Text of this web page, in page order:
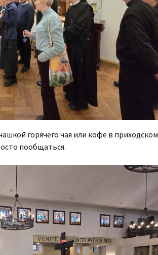
горячего чая или кофе в приходском
пообщаться.